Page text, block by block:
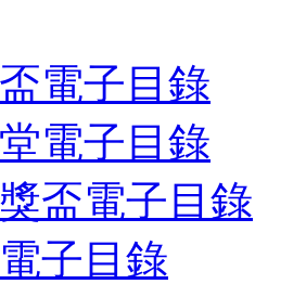
電子目錄
電子目錄
盃電子目錄
子目錄